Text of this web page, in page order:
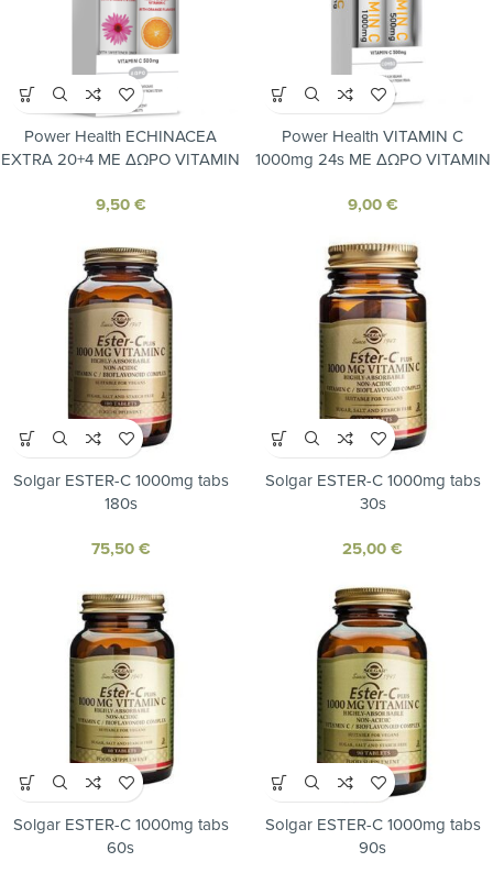
Power Health ECHINACEA
EXTRA 20+4 ΜΕ ΔΩΡΟ VITAMIN
9,50€
Power Health VITAMIN C
1000mg 24s ΜΕ ΔΩΡΟ VITAMIN
9,00€
Solgar ESTER-C 1000mg tabs
180s
75,50€
Solgar ESTER-C 1000mg tabs
30s
25,00€
Solgar ESTER-C 1000mg tabs
60s
Solgar ESTER-C 1000mg tabs
90s